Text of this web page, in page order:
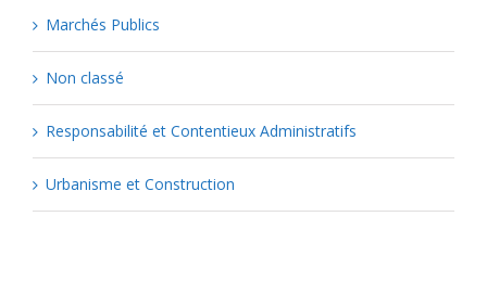
Marchés Publics
Non classé
Responsabilité et Contentieux Administratifs
Urbanisme et Construction